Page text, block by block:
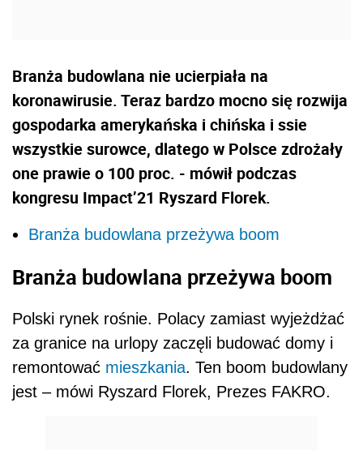
Branża budowlana nie ucierpiała na
koronawirusie. Teraz bardzo mocno się rozwija
gospodarka amerykańska i chińska i ssie
wszystkie surowce, dlatego w Polsce zdrożały
one prawie o 100 proc. - mówił podczas
kongresu Impact’21 Ryszard Florek.
Branża budowlana przeżywa boom
Branża budowlana przeżywa boom
Polski rynek rośnie. Polacy zamiast wyjeżdżać
za granice na urlopy zaczęli budować domy i
remontować mieszkania. Ten boom budowlany
jest – mówi Ryszard Florek, Prezes FAKRO.